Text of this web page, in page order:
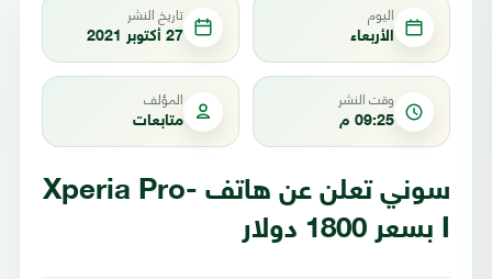
اليوم
الأربعاء
تاريخ النشر
27 أكتوبر 2021
وقت النشر
09:25 م
المؤلف
متابعات
سوني تعلن عن هاتف Xperia Pro-
I بسعر 1800 دولار